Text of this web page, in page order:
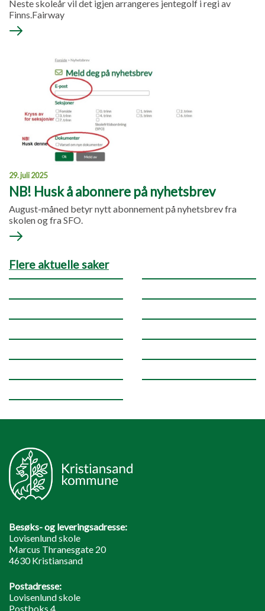
Neste skoleår vil det igjen arrangeres jentegolf i regi av
Finns.Fairway
29. juli 2025
NB! Husk å abonnere på nyhetsbrev
August-måned betyr nytt abonnement på nyhetsbrev fra
skolen og fra SFO.
Flere aktuelle saker
Besøks- og leveringsadresse:
Lovisenlund skole
Marcus Thranesgate 20
4630 Kristiansand
Postadresse:
Lovisenlund skole
Postboks 4